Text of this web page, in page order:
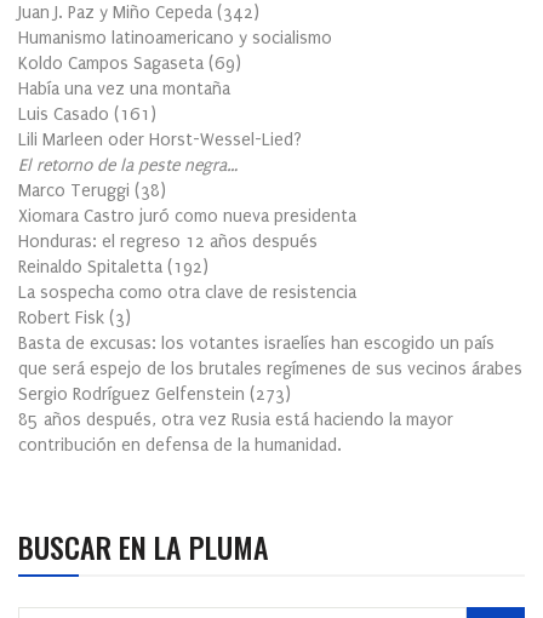
Juan J. Paz y Miño Cepeda (342)
Humanismo latinoamericano y socialismo
Koldo Campos Sagaseta (69)
Había una vez una montaña
Luis Casado (161 )
Lili Marleen oder Horst-Wessel-Lied?
El retorno de la peste negra…
Marco Teruggi (38)
Xiomara Castro juró como nueva presidenta
Honduras: el regreso 12 años después
Reinaldo Spitaletta (192)
La sospecha como otra clave de resistencia
Robert Fisk (3)
Basta de excusas: los votantes israelíes han escogido un país
que será espejo de los brutales regímenes de sus vecinos árabes
Sergio Rodríguez Gelfenstein (273)
85 años después, otra vez Rusia está haciendo la mayor
contribución en defensa de la humanidad.
BUSCAR EN LA PLUMA